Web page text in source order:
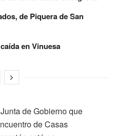
de Piquera de San
en Vinuesa
de Gobierno que
de Casas